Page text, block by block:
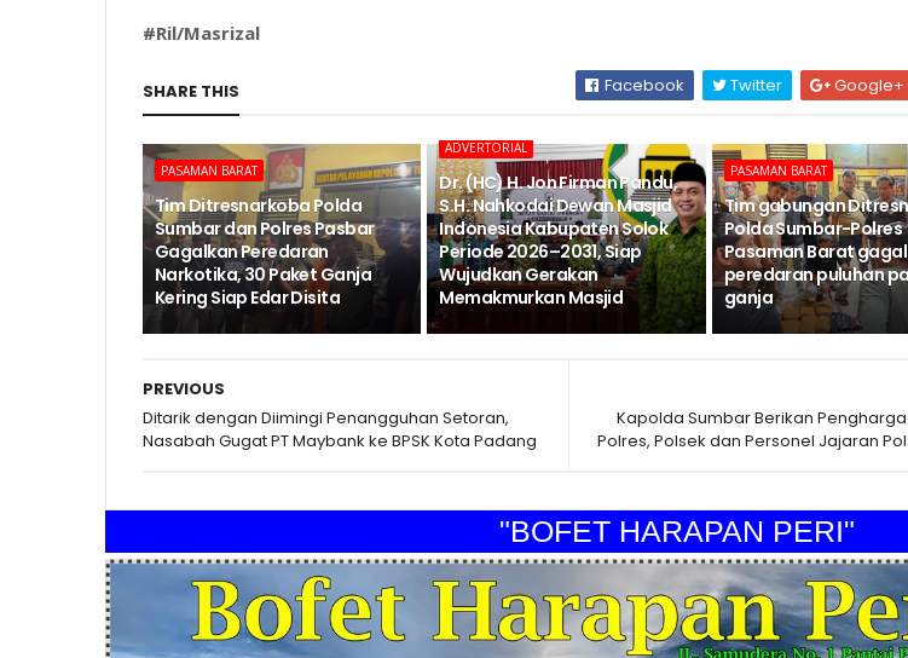
#Ril/Masrizal
SHARE THIS Facebook Twitter Google+
PASAMAN BARAT
Tim Ditresnarkoba Polda
Sumbar dan Polres Pasbar
Gagalkan Peredaran
Narkotika, 30 Paket Ganja
Kering Siap Edar Disita
ADVERTORIAL
Dr. (HC) H. Jon Firman Pandu,
S.H. Nahkodai Dewan Masjid
Indonesia Kabupaten Solok
Periode 2026–2031, Siap
Wujudkan Gerakan
Memakmurkan Masjid
PASAMAN BARAT
Tim gabungan
Polda Sumbar-Polres
Pasaman Barat
peredaran puluhan
ganja
Kapolda Sumbar Berikan
Polres, Polsek dan Personel Jajaran
PREVIOUS
Ditarik dengan Diimingi Penangguhan Setoran,
Nasabah Gugat PT Maybank ke BPSK Kota Padang
"BOFET HARAPAN PERI"